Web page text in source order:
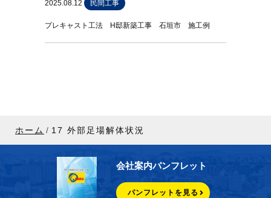
2025.08.12 民間工事
プレキャスト工法 H邸新築工事 石垣市 施工例
ホーム 17 外部足場解体状況
会社案内パンフレット
パンフレットを見る